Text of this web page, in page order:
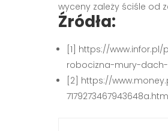
wyceny zależy ściśle od
Źródła:
[1] https://
robocizna-mury-
[2] https://